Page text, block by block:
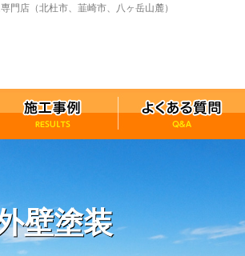
店（北杜市、韮崎市、八ヶ岳山麓）
壁塗装